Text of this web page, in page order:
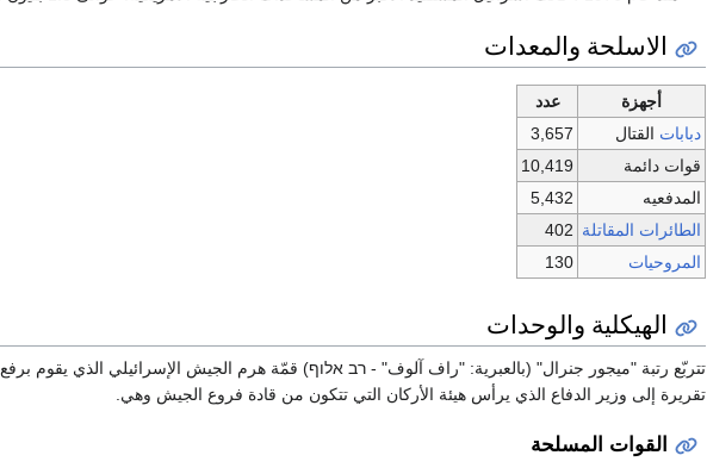
الاسلحة والمعدات
أجهزة
عدد
دبابات القتال
3,657
قوات دائمة
10,419
المدفعيه
5,432
الطائرات المقاتلة 402
المروحيات
130
الهيكلية والوحدات
تتربّع رتبة "ميجور جنرال" (بالعبرية: "راف آلوف" - רב אלוף) قمّة هرم الجيش الإسرائيلي الذي يقوم برفع
تقريرة إلى وزير الدفاع الذي يرأس هيئة الأركان التي تتكون من قادة فروع الجيش وهي.
القوات المسلحة